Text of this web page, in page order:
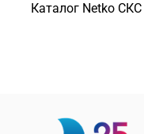
Каталог Netko СКС